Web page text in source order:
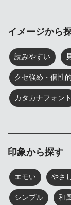
イメージから
読みやすい
クセ強め・個性的
カタカナフォント
印象から探す
エモい やさ
シンプル 和